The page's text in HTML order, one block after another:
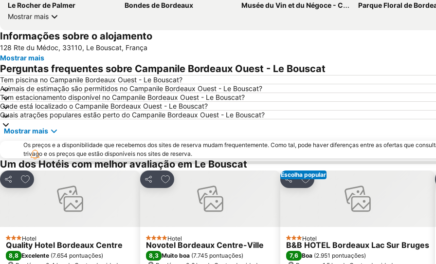
Le Rocher de Palmer
Bondes de Bordeaux Musée du Vin et du Négoce - Cellier des Chartrons
Parque Floral de
Mostrar mais
Informações sobre o alojamento
128 Rte du Médoc, 33110, Le Bouscat, França
Mostrar mais
Perguntas frequentes sobre Campanile Bordeaux Ouest - Le Bouscat
Tem piscina no Campanile Bordeaux Ouest - Le Bouscat?
Animais de estimação são permitidos no Campanile Bordeaux Ouest - Le Bouscat?
Tem estacionamento disponível no Campanile Bordeaux Ouest - Le Bouscat?
Onde está localizado o Campanile Bordeaux Ouest - Le Bouscat?
Quais atrações populares estão perto do Campanile Bordeaux Ouest - Le Bouscat?
Mostrar mais
Os preços e a disponibilidade que recebemos dos sites de reserva mudam frequentemente. Como tal, pode haver diferenças entre as ofertas que
trivago e os preços que estão disponíveis nos sites de reserva.
Um dos Hotéis com melhor avaliação em Le Bouscat
Partilhar
Adicionar aos favoritos
3 Estrelas
Hotel
Quality Hotel Bordeaux Centre
8,8 Excelente (7.654 pontuações)
Partilhar
Adicionar aos favoritos
4 Estrelas
Hotel
Novotel Bordeaux Centre-Ville
8,3 Muito boa (7.745 pontuações)
Escolha popular
Partilhar
Adicionar aos favoritos
3 Estrelas
Hotel
B&B HOTEL Bordeaux Lac Sur Bruges
7,6 Boa (2.951 pontuações)